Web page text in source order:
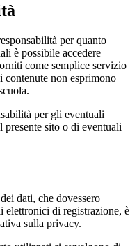
per quanto
è possibile accedere
come semplice servizio
non esprimono
per gli eventuali
sito o di eventuali
dati, che dovessero
elettronici di registrazione, è
sulla privacy.